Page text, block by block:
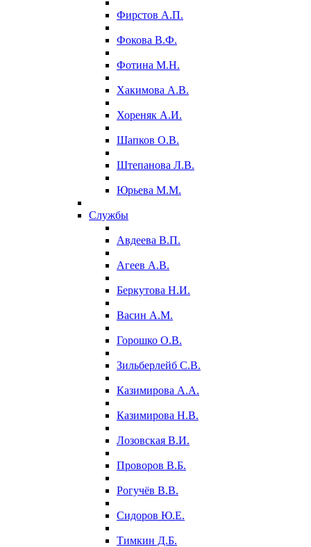
Фирстов А.П.
Фокова В.Ф.
Фотина М.Н.
Хакимова А.В.
Хореняк А.И.
Шапков О.В.
Штепанова Л.В.
Юрьева М.М.
Службы
Авдеева В.П.
Агеев А.В.
Беркутова Н.И.
Васин А.М.
Горошко О.В.
Зильберлейб С.В.
Казимирова А.А.
Казимирова Н.В.
Лозовская В.И.
Проворов В.Б.
Рогучёв В.В.
Сидоров Ю.Е.
Тимкин Д.Б.